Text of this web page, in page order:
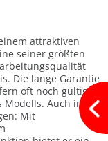
attraktiven
seiner größten
Die lange Garantie
oft noch gültig
Auch in
Mit